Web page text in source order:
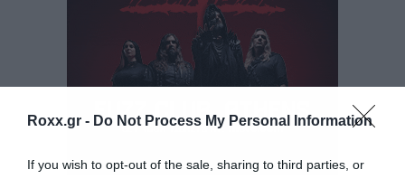
Roxx.gr - Do Not Process My Personal Information
If you wish to opt-out of the sale, sharing to third parties, or
19:00 / The Lobsters
20:00 / The Damned
21:50 / Supergrass